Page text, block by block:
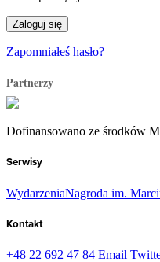
Zapomniałeś hasło?
Partnerzy
Dofinansowano ze środków
Serwisy
WydarzeniaNagroda im.
Kontakt
+48 22 692 47 84 Email